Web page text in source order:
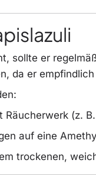
sollte er
da er
(z.
auf eine
trockenen,